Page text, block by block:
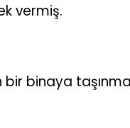
vermiş.
binaya